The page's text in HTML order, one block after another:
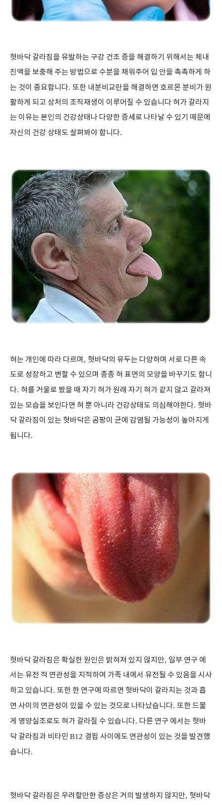
혓바닥 갈라짐을 유발하는 구강 건조 증을 해결하기 위해서는 체내
진액을 보충해 주는 방법으로 수분을 채워주어 입 안을 촉촉하게 하
는 것이 중요합니다. 또한 내분비교란을 해결하면 호르몬 분비가 원
활하게 되고 상처의 조직재생이 이루어질 수 있습니다 혀가 갈라지
는 이유는 본인의 건강상태나 다양한 증세로 나타날 수 있기 때문에
자신의 건강 상태도 살펴봐야 합니다.
혀는 개인에 따라 다르며 , 혓바닥의 유두는 다양하며 서로 다른 속
도로 성장하고 변할 수 있으며 종종 혀 표면의 모양을 바꾸기도 합니
다. 혀를 거울로 봤을 때 자기 혀가 원래 자기 혀가 같지 않고 갈라져
있는 모습을 보인다면 혀 뿐 아니라 건강상태도 의심해야한다. 혓바
닥 갈라짐이 있는 혓바닥은 곰팡이 균에 감염될 가능성이 높아지게
됩니다.
혓바닥 갈라짐은 확실한 원인은 밝혀져 있지 않지만, 일부 연구 에
서는 유전 적 연관성을 지적하여 가족 내에서 유전될 수 있음을 시사
하고 있습니다. 또한 한 연구에 따르면 혓바닥이 갈라지는 것과 흡
연 사이의 연관성이 있을 수 있는 것으로 나타났습니다. 또한 드물
게 영양실조로도 혀가 갈라질 수 있습니다. 다른 연구 에서는 혓바
닥 갈라짐과 비타민 B12 결핍 사이에도 연관성이 있는 것을 발견했
습니다.
혓바닥 갈라짐은 우려할만한 증상은 거의 발생하지 않지만, 혓바닥